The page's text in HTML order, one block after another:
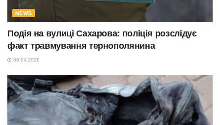
NEWS
Подія на вулиці Сахарова: поліція розслідує
факт травмування тернополянина
09.04.2026